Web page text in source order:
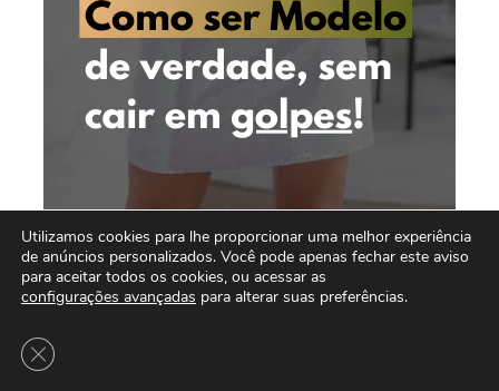
Utilizamos cookies para lhe proporcionar uma melhor experiência
de anúncios personalizados. Você pode apenas fechar este aviso
para aceitar todos os cookies, ou acessar as
configurações avançadas para alterar suas preferências.
Close GDPR Cookie Banner